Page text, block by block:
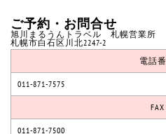
ご予約・お問合せ
旭川まるうんトラベル 札幌営業所
札幌市白石区川北2247-2
電話
011-871-7575
FAX
011-871-7500